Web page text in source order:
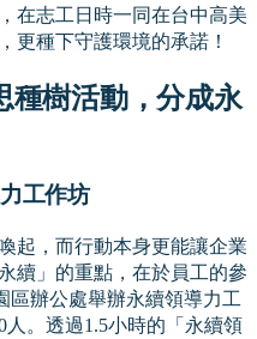
在志工日時一同在台中高美
更種下守護環境的承諾！
種樹活動，分成永
工作坊
起，而行動本身更能讓企業
續」的重點，在於員工的參
區辦公處舉辦永續領導力工
。透過1.5小時的「永續領